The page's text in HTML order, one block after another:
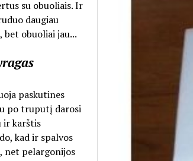
su obuoliais. Ir
daugiau
bet obuoliai jau...
paskutines
po truputį darosi
ir karštis
kad ir spalvos
net pelargonijos